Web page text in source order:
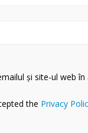
și site-ul web
the Privacy